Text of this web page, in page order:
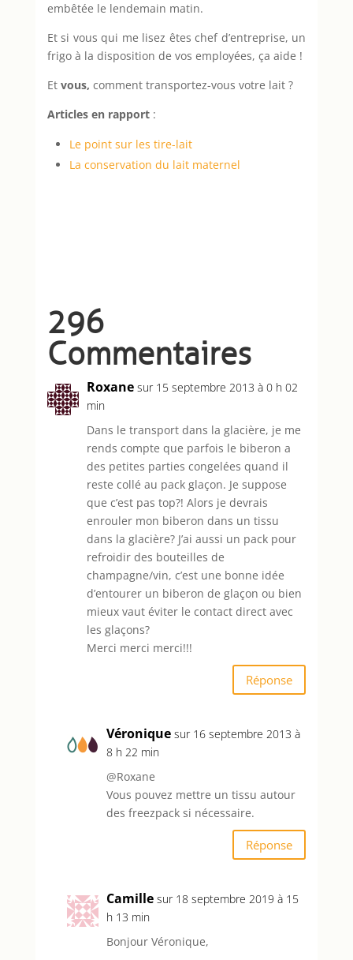
embêtée le lendemain matin.
Et si vous qui me lisez êtes chef d’entreprise, un
frigo à la disposition de vos employées, ça aide !
Etvous, comment transportez-vous votre lait ?
Articles en rapport :
Le point sur les tire-lait
La conservation du lait maternel
296
Commentaires
Roxane sur 15 septembre 2013 à 0 h 02
min
Dans le transport dans la glacière, je me
rends compte que parfois le biberon a
des petites parties congelées quand il
reste collé au pack glaçon. Je suppose
que c’est pas top?! Alors je devrais
enrouler mon biberon dans un tissu
dans la glacière? J’ai aussi un pack pour
refroidir des bouteilles de
champagne/vin, c’est une bonne idée
d’entourer un biberon de glaçon ou bien
mieux vaut éviter le contact direct avec
les glaçons?
Merci merci merci!!!
Réponse
Véronique sur 16 septembre 2013 à
8 h 22 min
@Roxane
Vous pouvez mettre un tissu autour
des freezpack si nécessaire.
Réponse
Camille sur 18 septembre 2019 à 15
h 13 min
Bonjour Véronique,